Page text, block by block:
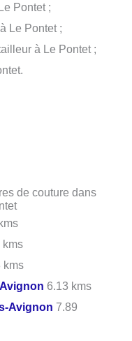
Pontet ;
Le Pontet ;
à Le Pontet ;
de couture dans
kms
kms
6.13 kms
Avignon 7.89